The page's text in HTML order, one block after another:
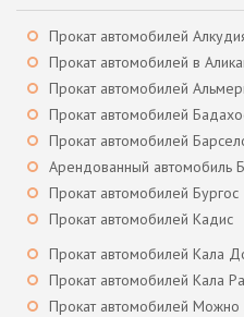
Прокат автомобилей
Прокат автомобилей в
Прокат автомобилей
Прокат автомобилей
Прокат автомобилей
Арендованный автомобиль
Прокат автомобилей Бургос
Прокат автомобилей Кадис
Прокат автомобилей Кала
Прокат автомобилей Кала
Прокат автомобилей Можно